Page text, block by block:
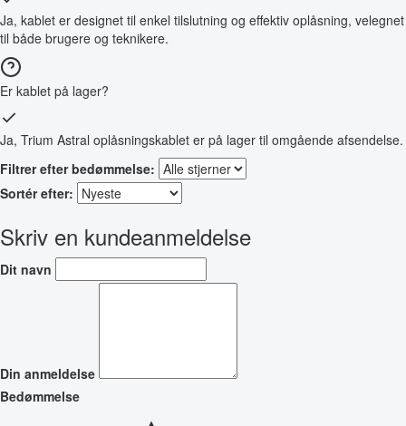
Ja, kablet er designet til enkel tilslutning og effektiv oplåsning, velegnet
til både brugere og teknikere.
Er kablet på lager?
Ja, Trium Astral oplåsningskablet er på lager til omgående afsendelse.
Filtrer efter bedømmelse:
Sortér efter:
Skriv en kundeanmeldelse
Dit navn
Din anmeldelse
Bedømmelse